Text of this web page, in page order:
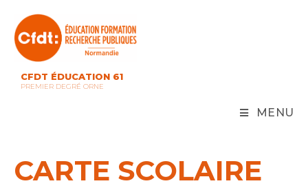
content
CFDT ÉDUCATION 61
PREMIER DEGRÉ ORNE
MENU
CARTE SCOLAIRE